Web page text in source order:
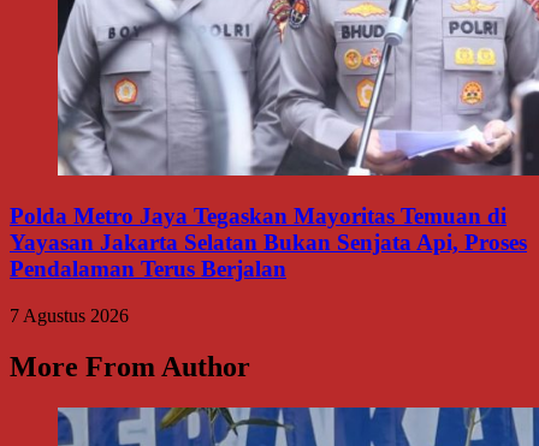
Polda Metro Jaya Tegaskan Mayoritas Temuan di
Yayasan Jakarta Selatan Bukan Senjata Api, Proses
Pendalaman Terus Berjalan
7 Agustus 2026
More From Author